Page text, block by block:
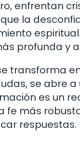
enfrentan
la
profunda y
transforma
se abre a
es un
fe más
respuestas.